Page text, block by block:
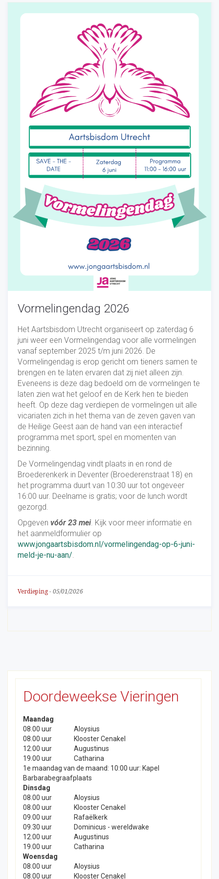
Vormelingendag 2026
Het Aartsbisdom Utrecht organiseert op zaterdag 6
juni weer een Vormelingendag voor alle vormelingen
vanaf september 2025 t/m juni 2026. De
Vormelingendag is erop gericht om tieners samen te
brengen en te laten ervaren dat zij niet alleen zijn.
Eveneens is deze dag bedoeld om de vormelingen te
laten zien wat het geloof en de Kerk hen te bieden
heeft. Op deze dag verdiepen de vormelingen uit alle
vicariaten zich in het thema van de zeven gaven van
de Heilige Geest aan de hand van een interactief
programma met sport, spel en momenten van
bezinning.
De Vormelingendag vindt plaats in en rond de
Broederenkerk in Deventer (Broederenstraat 18) en
het programma duurt van 10:30 uur tot ongeveer
16:00 uur. Deelname is gratis; voor de lunch wordt
gezorgd.
Opgeven vóór 23 mei. Kijk voor meer informatie en
het aanmeldformulier op
www.jongaartsbisdom.nl/vormelingendag-op-6-juni-
meld-je-nu-aan/
Verdieping- 05/01/2026
Doordeweekse Vieringen
Maandag
08.00 uur
Aloysius
08.00 uur
Klooster Cenakel
12.00 uur
Augustinus
19.00 uur
Catharina
1e maandag van de maand: 10:00 uur: Kapel
Barbarabegraafplaats
Dinsdag
08.00 uur
Aloysius
08.00 uur
Klooster Cenakel
09.00 uur
Rafaëlkerk
09.30 uur
Dominicus - wereldwake
12.00 uur
Augustinus
19.00 uur
Catharina
Woensdag
08.00 uur
Aloysius
08.00 uur
Klooster Cenakel